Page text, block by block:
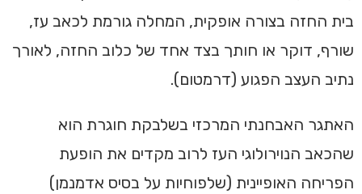
בית החזה בצורה אופקית, המחלה גורמת לכאב עז,
שורף, דוקר או חותך בצד אחד של כלוב החזה, לאורך
נתיב העצב הפגוע (דרמטום).
האתגר האבחנתי המרכזי בשלבקת חוגרת הוא
שהכאב הנוירולוגי העז לרוב מקדים את הופעת
הפריחה האופיינית (שלפוחיות על בסיס אדמנמן)